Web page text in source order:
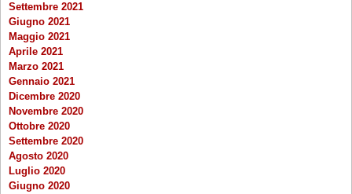
Settembre 2021
Giugno 2021
Maggio 2021
Aprile 2021
Marzo 2021
Gennaio 2021
Dicembre 2020
Novembre 2020
Ottobre 2020
Settembre 2020
Agosto 2020
Luglio 2020
Giugno 2020